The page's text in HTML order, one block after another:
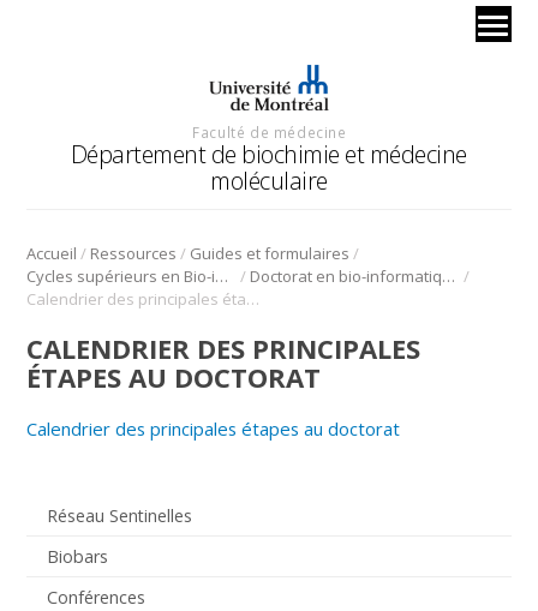
Faculté de médecine
Département de biochimie et médecine
moléculaire
Accueil / Ressources / Guides et formulaires /
Cycles supérieurs en Bio-informatique
/ Doctorat en bio-informatique /
Calendrier des principales étapes au doctorat
Réseau Sentinelles
Biobars
Conférences
CALENDRIER DES PRINCIPALES
ÉTAPES AU DOCTORAT
Calendrier des principales étapes au doctorat